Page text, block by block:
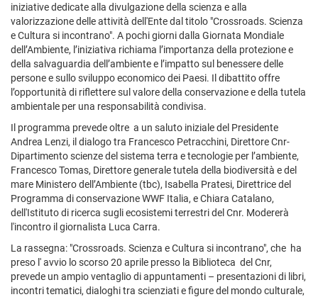
iniziative dedicate alla divulgazione della scienza e alla
valorizzazione delle attività dell'Ente dal titolo "Crossroads. Scienza
e Cultura si incontrano". A pochi giorni dalla Giornata Mondiale
dell’Ambiente, l’iniziativa richiama l’importanza della protezione e
della salvaguardia dell’ambiente e l’impatto sul benessere delle
persone e sullo sviluppo economico dei Paesi. Il dibattito offre
l’opportunità di riflettere sul valore della conservazione e della tutela
ambientale per una responsabilità condivisa.
Il programma prevede oltre a un saluto iniziale del Presidente
Andrea Lenzi, il dialogo tra Francesco Petracchini, Direttore Cnr-
Dipartimento scienze del sistema terra e tecnologie per l’ambiente,
Francesco Tomas, Direttore generale tutela della biodiversità e del
mare Ministero dell’Ambiente (tbc), Isabella Pratesi, Direttrice del
Programma di conservazione WWF Italia, e Chiara Catalano,
dell'Istituto di ricerca sugli ecosistemi terrestri del Cnr. Modererà
l'incontro il giornalista Luca Carra.
La rassegna: "Crossroads. Scienza e Cultura si incontrano", che ha
preso l' avvio lo scorso 20 aprile presso la Biblioteca del Cnr,
prevede un ampio ventaglio di appuntamenti – presentazioni di libri,
incontri tematici, dialoghi tra scienziati e figure del mondo culturale,